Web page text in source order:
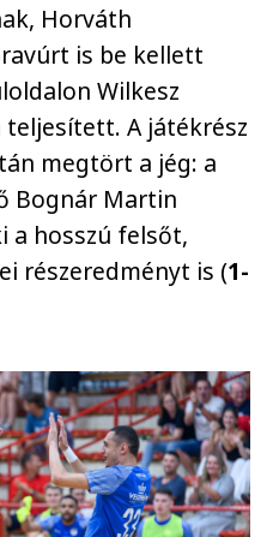
Horváth
is be kellett
Wilkesz
teljesített. A játékrész
megtört a jég: a
Bognár Martin
a hosszú felsőt,
részeredményt is (1-